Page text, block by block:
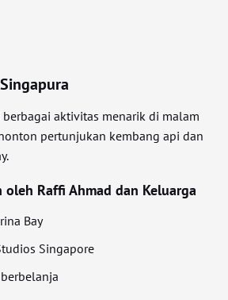
aktivitas menarik di malam
pertunjukan kembang api dan
Raffi Ahmad dan Keluarga
Bay
Singapore